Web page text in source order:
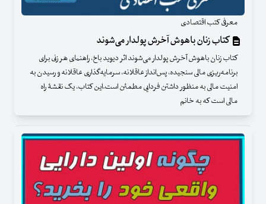
معرفی کتب اقتصادی
کتاب زنان باهوش آخرش پولدار می‌شوند
کتاب زنان باهوش آخرش پولدار می‌شوند اثر دیوید باخ، راهنمای هر زنی برای
برنامه‌ریزی مالی سنجیده، پس‌انداز عاقلانه، سرمایه‌گذاری عاقلانه و رسیدن به
امنیت مالی به منظور داشتن فردایی مطمئن است.این کتاب، یک نقشۀ راه
مالی است که به خانم